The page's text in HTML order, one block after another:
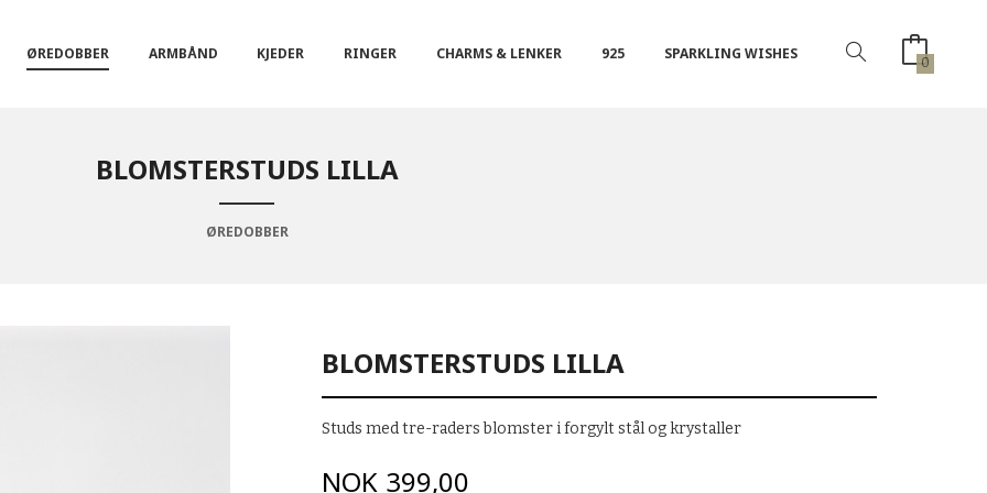
ØREDOBBER ARMBÅND KJEDER RINGER CHARMS & LENKER 925 SPARKLING WISHES 0
BLOMSTERSTUDS LILLA
ØREDOBBER
BLOMSTERSTUDS LILLA
Studs med tre-raders blomster i forgylt stål og krystaller
Pris
NOK 399,00